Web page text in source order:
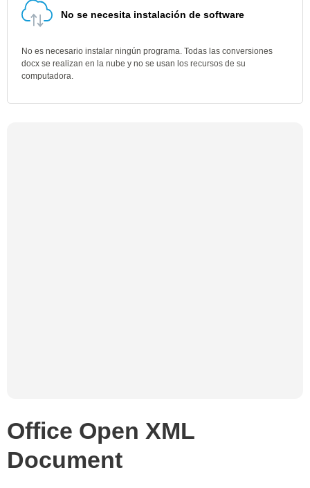
No se necesita instalación de software
No es necesario instalar ningún programa. Todas las conversiones
docx se realizan en la nube y no se usan los recursos de su
computadora.
Office Open XML
Document